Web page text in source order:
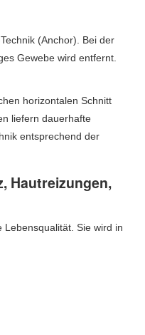
(Anchor). Bei der
Gewebe wird entfernt.
horizontalen Schnitt
liefern dauerhafte
entsprechend der
Hautreizungen,
Sie wird in